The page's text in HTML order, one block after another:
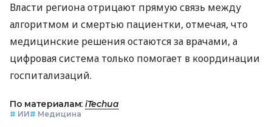
Власти региона отрицают прямую связь между
алгоритмом и смертью пациентки, отмечая, что
медицинские решения остаются за врачами, а
цифровая система только помогает в координации
госпитализаций.
По материалам: iTechua
# ИИ# Медицина